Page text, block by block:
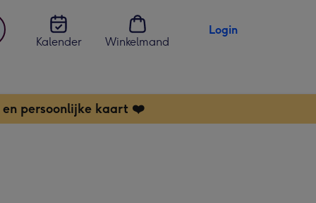
Kalender
Winkelmand
Login
en persoonlijke kaart ❤️